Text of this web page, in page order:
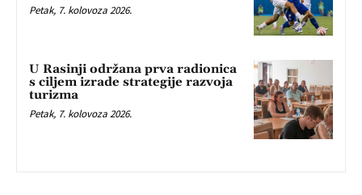
Petak, 7. kolovoza 2026.
U Rasinji održana prva radionica
s ciljem izrade strategije razvoja
turizma
Petak, 7. kolovoza 2026.